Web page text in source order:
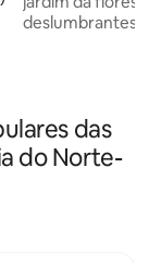
deslumbrantes
Castelos
pitorescas, um
num raio de
das
do Norte-